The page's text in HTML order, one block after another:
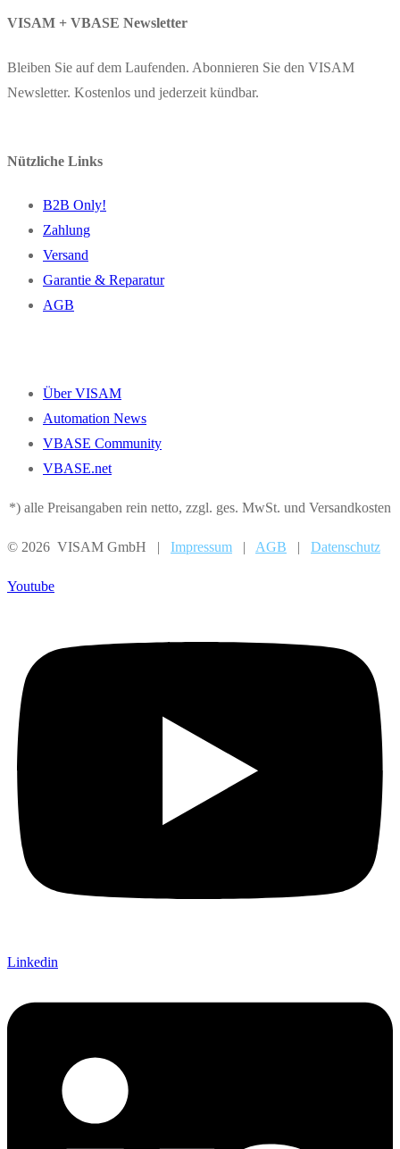
VISAM + VBASE Newsletter
Bleiben Sie auf dem Laufenden. Abonnieren Sie den VISAM
Newsletter. Kostenlos und jederzeit kündbar.
Nützliche Links
B2B Only!
Zahlung
Versand
Garantie & Reparatur
AGB
Über VISAM
Automation News
VBASE Community
VBASE.net
*) alle Preisangaben rein netto, zzgl. ges. MwSt. und Versandkosten
© 2026 VISAM GmbH | Impressum | AGB | Datenschutz
Youtube
Linkedin